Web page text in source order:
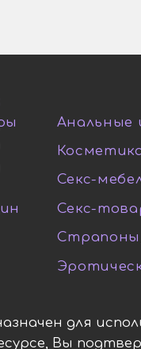
Анальные
Секс-
Секс-
для
Вы